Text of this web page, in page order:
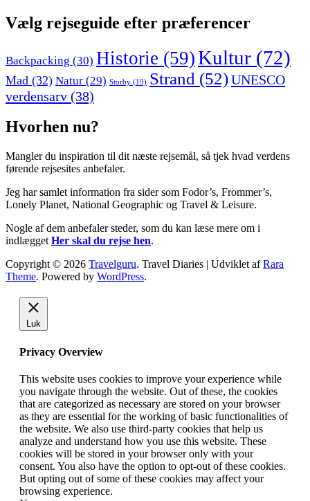
Vælg rejseguide efter præferencer
Backpacking (30) Historie (59)Kultur (72)
Mad (32) Natur (29) Storby (19) Strand (52)UNESCO
verdensarv (38)
Hvorhen nu?
Mangler du inspiration til dit næste rejsemål, så tjek hvad verdens
førende rejsesites anbefaler.
Jeg har samlet information fra sider som Fodor’s, Frommer’s,
Lonely Planet, National Geographic og Travel & Leisure.
Nogle af dem anbefaler steder, som du kan læse mere om i
indlægget Her skal du rejse hen.
Copyright © 2026 Travelguru. Travel Diaries | Udviklet afRara
Theme. Powered by WordPress.
Luk
Privacy Overview
This website uses cookies to improve your experience while
you navigate through the website. Out of these, the cookies
that are categorized as necessary are stored on your browser
as they are essential for the working of basic functionalities of
the website. We also use third-party cookies that help us
analyze and understand how you use this website. These
cookies will be stored in your browser only with your
consent. You also have the option to opt-out of these cookies.
But opting out of some of these cookies may affect your
browsing experience.